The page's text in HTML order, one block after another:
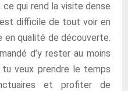
qui rend la visite dense
difficile de tout voir en
en qualité de découverte.
d’y rester au moins
veux prendre le temps
et profiter de